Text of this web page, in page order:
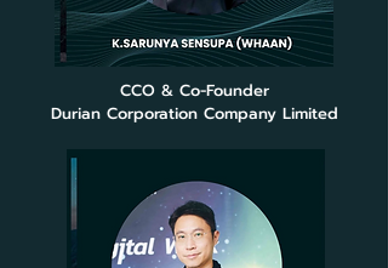
CCO & Co-Founder
Durian Corporation Company Limited